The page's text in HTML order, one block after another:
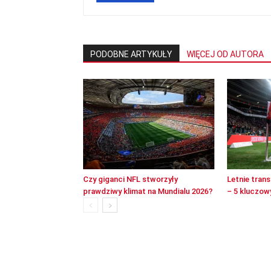
PODOBNE ARTYKUŁY WIĘCEJ OD AUTORA
Czy giganci NFL stworzyły
prawdziwy klimat na Mundialu 2026?
Letnie
– 5